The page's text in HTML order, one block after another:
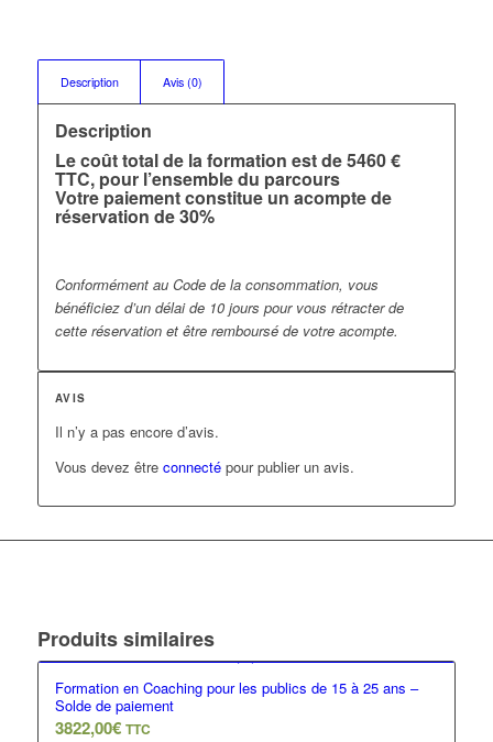
Description Avis (0)
Description
Le coût total de la formation est de 5460 €
TTC, pour l’ensemble du parcours
Votre paiement constitue un acompte de
réservation de 30%
Conformément au Code de la consommation, vous
bénéficiez d’un délai de 10 jours pour vous rétracter de
cette réservation et être remboursé de votre acompte.
AVIS
Il n’y a pas encore d’avis.
Vous devez être connectépour publier un avis.
Produits similaires
Formation en Coaching pour les publics de 15 à 25 ans –
Solde de paiement
3822,00€ TTC